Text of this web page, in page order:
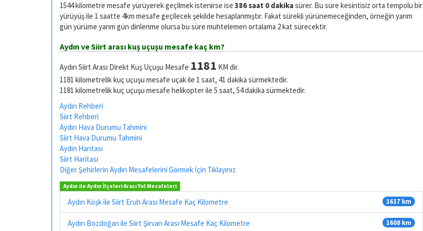
1544 kilometre mesafe yürüyerek geçilmek istenirse ise 386 saat 0 dakikasürer. Bu süre kesintisiz orta tempolu bir
yürüyüş ile 1 saatte 4km mesafe geçilecek şekilde hesaplanmıştır. Fakat sürekli yürünemeceğinden, örneğin yarım
gün yürüme yarım gün dinlenme olursa bu süre muhtelemen ortalama 2 kat sürecektir.
Aydın ve Siirt arası kuş uçuşu mesafe kaç km?
Aydın Siirt Arası Direkt Kuş Uçuşu Mesafe 1181 KM dir.
1181 kilometrelik kuç uçuşu mesafe uçak ile 1 saat, 41 dakika sürmektedir.
1181 kilometrelik kuç uçuşu mesafe helikopter ile 5 saat, 54 dakika sürmektedir.
Aydın Rehberi
Siirt Rehberi
Aydın Hava Durumu Tahmini
Siirt Hava Durumu Tahmini
Aydın Haritası
Siirt Haritası
Diğer Şehirlerin Aydın Mesafelerini Görmek İçin Tıklayınız
Aydın ile Aydın İlçeleri Arası Yol Mesafeleri
Aydın Köşk ile Siirt Eruh Arası Mesafe Kaç Kilometre 1617 km
Aydın Bozdoğan ile Siirt Şirvan Arası Mesafe Kaç Kilometre 1608 km